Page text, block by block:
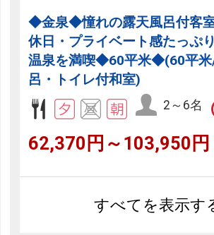
◆金泉◆憧れの露天風呂付客
休日・プライベート感たっぷ
温泉を満喫◆60平米◆(60平米
呂・トイレ付和室)
2～6名
62,370円～103,950円
すべてを表示す